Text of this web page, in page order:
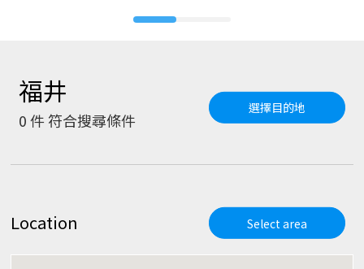
福井
0件 符合搜尋條件
選擇目的地
Location Select area